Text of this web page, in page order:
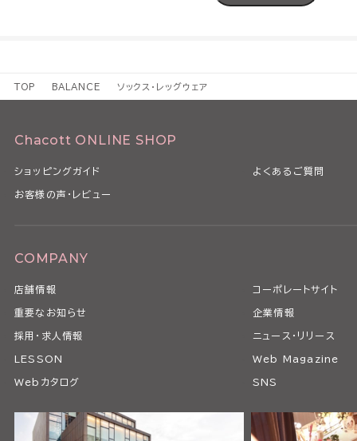
TOP BALANCE ソックス・レッグウェア
Chacott ONLINE SHOP
ショッピングガイド よくあるご質問
お客様の声・レビュー
COMPANY
店舗情報 コーポレートサイト
重要なお知らせ 企業情報
採用・求人情報 ニュース・リリース
LESSON Web Magazine
Webカタログ SNS